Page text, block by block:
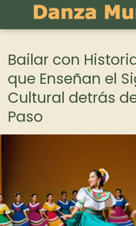
Bailar con
que Enseñan el
Cultural detrás
Paso